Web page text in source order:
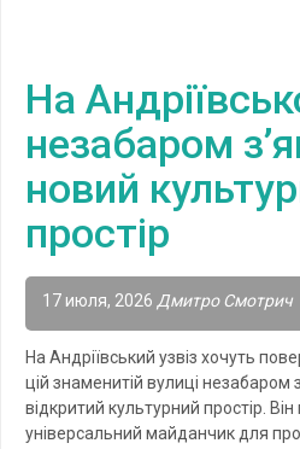
На
незабаром
новий
простір
17 июля, 2026 Дмитро Смотрич
На Андріївський узвіз хочуть
цій знаменитій вулиці незабаром
відкритий культурний простір.
універсальний майданчик для